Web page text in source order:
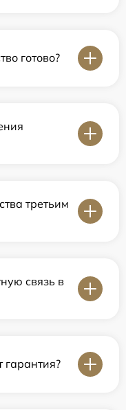
готово?
третьим
связь в
гарантия?